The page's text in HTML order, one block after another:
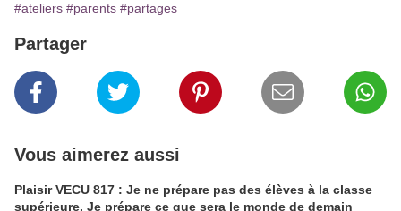
#ateliers #parents #partages
Partager
Vous aimerez aussi
Plaisir VECU 817 : Je ne prépare pas des élèves à la classe
supérieure. Je prépare ce que sera le monde de demain